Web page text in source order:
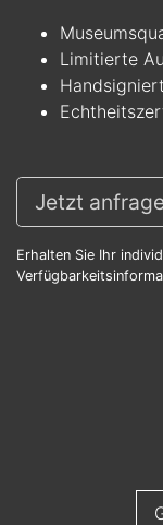
Limitierte
Handsigniert
Jetzt
Erhalten Sie Ihr